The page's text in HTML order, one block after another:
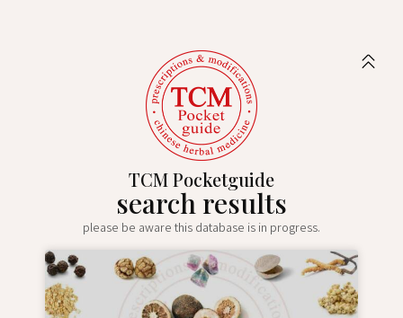
TCM Pocketguide
search results
please be aware this database is in progress.